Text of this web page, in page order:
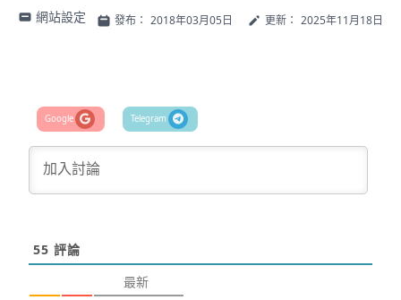
網站設定 發布： 2018年03月05日 更新： 2025年11月18日
55 評論
最新